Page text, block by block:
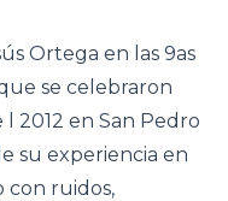
Ortega en las 9as
se celebraron
2012 en San Pedro
su experiencia en
con ruidos,